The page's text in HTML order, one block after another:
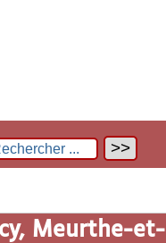
Meurthe-